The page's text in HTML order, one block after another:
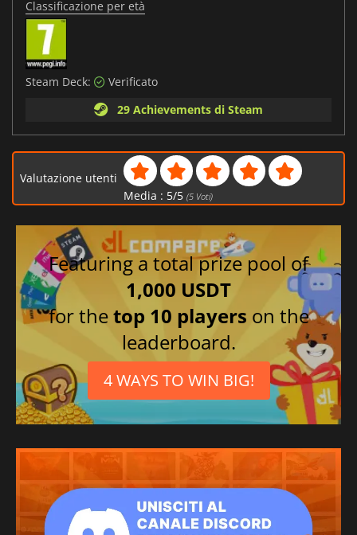
Classificazione per età
Steam Deck:
Verificato
29 Achievements di Steam
Valutazione utenti
Media : 5/5 (5Voti)
Featuring a total prize pool of
1,000 USDT
for thetop 10 players on the
leaderboard.
4 WAYS TO WIN BIG!